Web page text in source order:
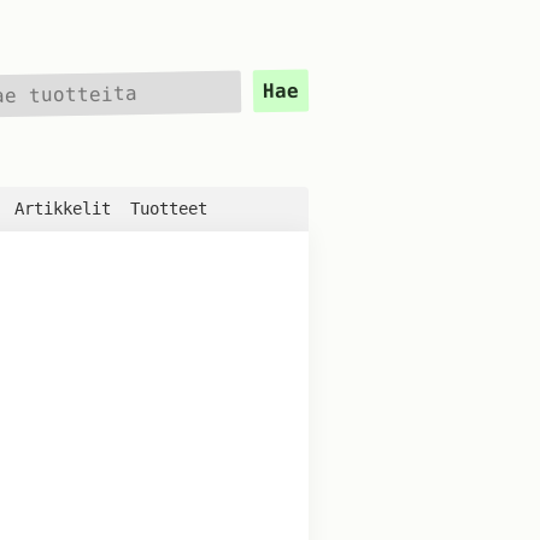
Hae
Artikkelit Tuotteet